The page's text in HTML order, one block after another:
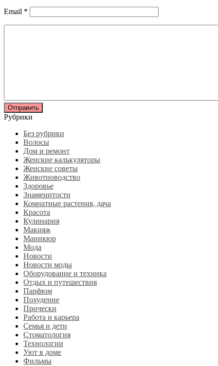
Email *
Рубрики
Без рубрики
Волосы
Дом и ремонт
Женские калькуляторы
Женские советы
Животноводство
Здоровье
Знаменитости
Комнатные растения, дача
Красота
Кулинария
Макияж
Маникюр
Мода
Новости
Новости моды
Оборудование и техника
Отдых и путешествия
Парфюм
Похудение
Прически
Работа и карьера
Семья и дети
Стоматология
Технологии
Уют в доме
Фильмы